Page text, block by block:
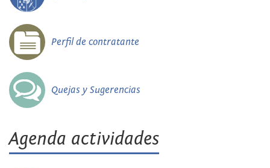
Perfil de contratante
Quejas y Sugerencias
Agenda actividades